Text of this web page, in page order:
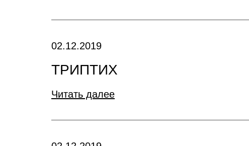
02.12.2019
ТРИПТИХ
Читать далее